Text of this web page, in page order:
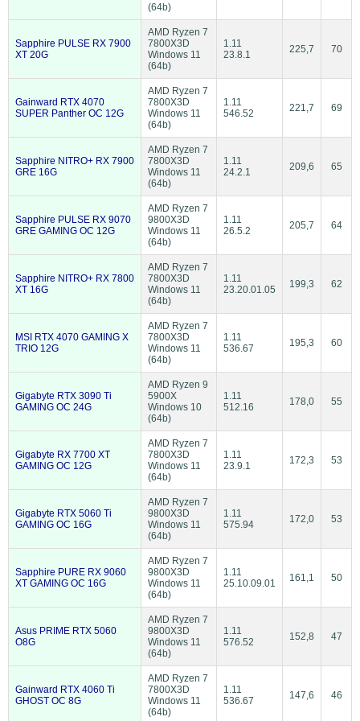
(64b)
Sapphire PULSE RX 7900
XT 20G
AMD Ryzen 7
7800X3D
Windows 11
(64b)
1.11
23.8.1
225,7 70
Gainward RTX 4070
SUPER Panther OC 12G
AMD Ryzen 7
7800X3D
Windows 11
(64b)
1.11
546.52
221,7 69
Sapphire NITRO+ RX 7900
GRE 16G
AMD Ryzen 7
7800X3D
Windows 11
(64b)
1.11
24.2.1
209,6 65
Sapphire PULSE RX 9070
GRE GAMING OC 12G
AMD Ryzen 7
9800X3D
Windows 11
(64b)
1.11
26.5.2
205,7 64
Sapphire NITRO+ RX 7800
XT 16G
AMD Ryzen 7
7800X3D
Windows 11
(64b)
1.11
23.20.01.05
199,3 62
MSI RTX 4070 GAMING X
TRIO 12G
AMD Ryzen 7
7800X3D
Windows 11
(64b)
1.11
536.67
195,3 60
Gigabyte RTX 3090 Ti
GAMING OC 24G
AMD Ryzen 9
5900X
Windows 10
(64b)
1.11
512.16
178,0 55
Gigabyte RX 7700 XT
GAMING OC 12G
AMD Ryzen 7
7800X3D
Windows 11
(64b)
1.11
23.9.1
172,3 53
Gigabyte RTX 5060 Ti
GAMING OC 16G
AMD Ryzen 7
9800X3D
Windows 11
(64b)
1.11
575.94
172,0 53
Sapphire PURE RX 9060
XT GAMING OC 16G
AMD Ryzen 7
9800X3D
Windows 11
(64b)
1.11
25.10.09.01
161,1 50
Asus PRIME RTX 5060
O8G
AMD Ryzen 7
9800X3D
Windows 11
(64b)
1.11
576.52
152,8 47
Gainward RTX 4060 Ti
GHOST OC 8G
AMD Ryzen 7
7800X3D
Windows 11
(64b)
1.11
536.67
147,6 46